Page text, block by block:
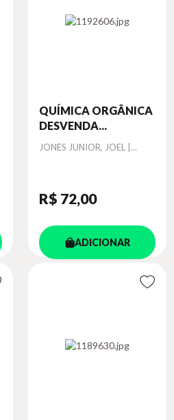
QUÍMICA ORGÂNICA
DESVENDA...
Autor
JONES JUNIOR, JOEL |...
R$ 72,00
ADICIONAR